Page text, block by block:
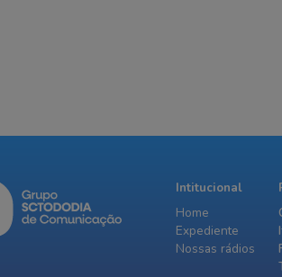
Intitucional
Home
Expediente
Nossas rádios